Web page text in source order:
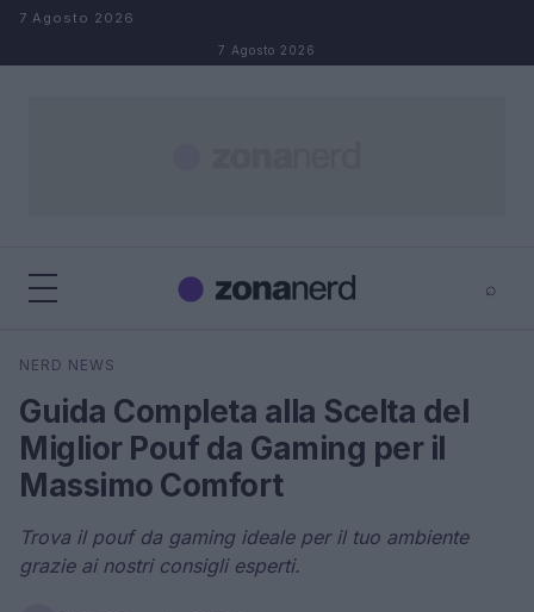
Salta al contenuto
7 Agosto 2026
7 Agosto 2026
⌕
Cerca
NERD NEWS
Guida Completa alla Scelta del
Miglior Pouf da Gaming per il
Massimo Comfort
Trova il pouf da gaming ideale per il tuo ambiente
grazie ai nostri consigli esperti.